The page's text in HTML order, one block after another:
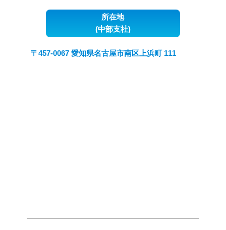
所在地
(中部支社)
〒457-0067 愛知県名古屋市南区上浜町 111